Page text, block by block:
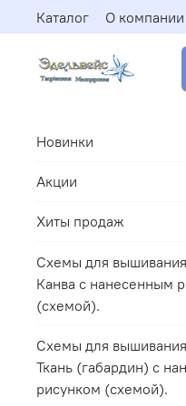
Каталог О компании
Новинки
Акции
Хиты продаж
Схемы для
Канва с нанесенным
(схемой).
Схемы для
Ткань (габардин) с
рисунком (схемой).